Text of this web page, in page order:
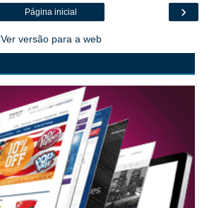
›
Página inicial
Ver versão para a web